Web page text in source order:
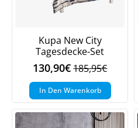
Kupa New City
Tagesdecke-Set
185,95€
Ursprünglicher
Preis
war:
185,95€
130,90€Aktueller
Preis
ist:
130,90€.
In Den Warenkorb